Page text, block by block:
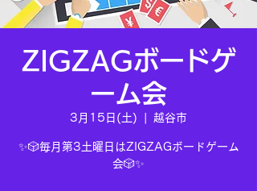
ZIGZAGボードゲ
ーム会
3月15日(土) 越谷市
✨🎲毎月第3土曜日はZIGZAGボードゲーム
会🎲✨